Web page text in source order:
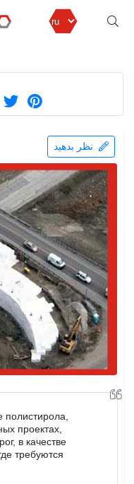
Геопена
полистирола,
проектах,
в качестве
требуются